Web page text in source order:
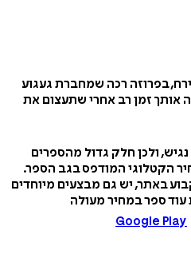
בפרוזה רכה שמחברת געגוע
אותך זמן רב אחרי שתעצום את
ולכן חלק גדול מהספרים
הקטלוגי המודפס בגב הספר.
באתר, יש גם מבצעים מיוחדים
עוד ספר במחיר מעולה
Google Play